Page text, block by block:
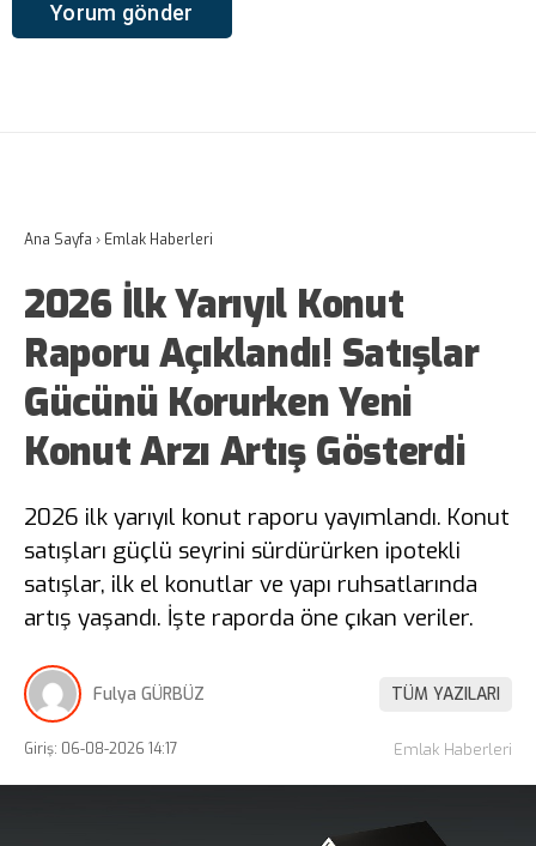
Ana Sayfa › Emlak Haberleri
2026 İlk Yarıyıl Konut
Raporu Açıklandı! Satışlar
Gücünü Korurken Yeni
Konut Arzı Artış Gösterdi
2026 ilk yarıyıl konut raporu yayımlandı. Konut
satışları güçlü seyrini sürdürürken ipotekli
satışlar, ilk el konutlar ve yapı ruhsatlarında
artış yaşandı. İşte raporda öne çıkan veriler.
Fulya GÜRBÜZ TÜM YAZILARI
Giriş: 06-08-2026 14:17 Emlak Haberleri